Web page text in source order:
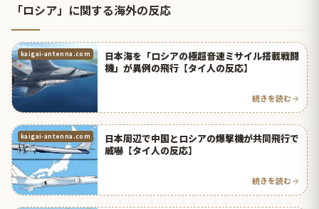
「ロシア」に関する海外の反応
kaigai-antenna.com
日本海を「ロシアの極超音速ミサイル搭載戦闘
機」が異例の飛行【タイ人の反応】
続きを読む
kaigai-antenna.com
日本周辺で中国とロシアの爆撃機が共同飛行で
威嚇【タイ人の反応】
続きを読む